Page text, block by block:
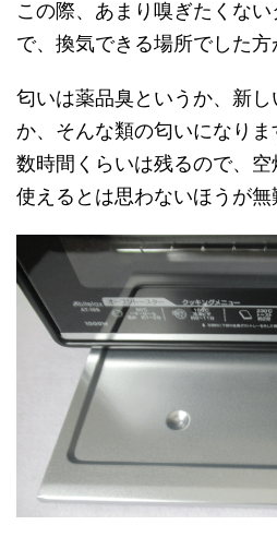
この際、あまり嗅ぎたくな
で、換気できる場所でした方
匂いは薬品臭というか、新し
か、そんな類の匂いになりま
数時間くらいは残るので、
使えるとは思わないほうが無